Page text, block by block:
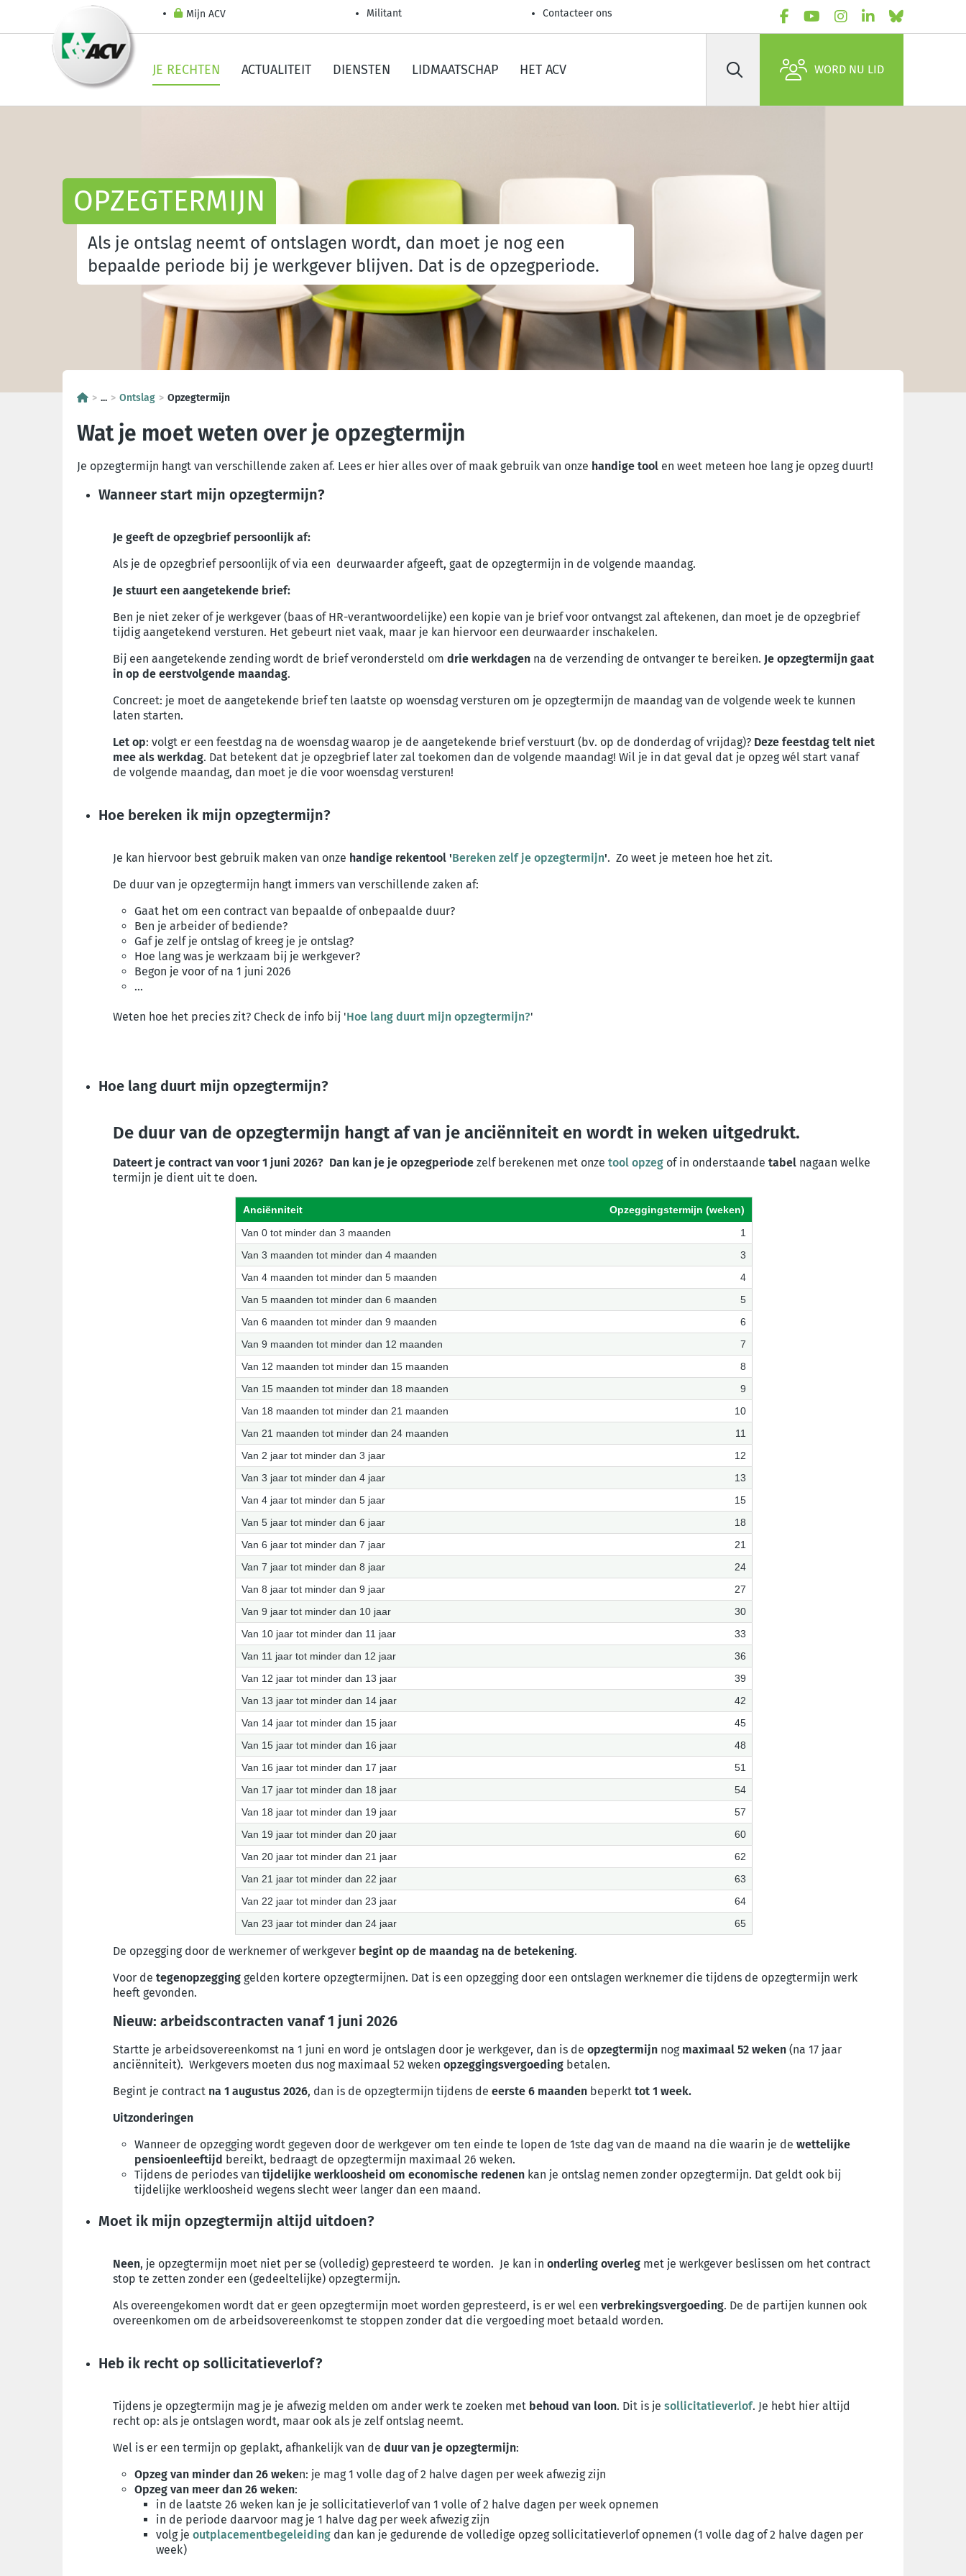
Mijn ACV Militant Contacteer ons
JE RECHTEN ACTUALITEIT DIENSTEN LIDMAATSCHAP HET ACV Zoek WORD NU LID
OPZEGTERMIJN
Als je ontslag neemt of ontslagen wordt, dan moet je nog een
bepaalde periode bij je werkgever blijven. Dat is de opzegperiode.
... Ontslag Opzegtermijn
Wat je moet weten over je opzegtermijn
Je opzegtermijn hangt van verschillende zaken af. Lees er hier alles over of maak gebruik van onze handige tool en weet meteen hoe lang je opzeg duurt!
Wanneer start mijn opzegtermijn?
Je geeft de opzegbrief persoonlijk af:
Als je de opzegbrief persoonlijk of via een deurwaarder afgeeft, gaat de opzegtermijn in de volgende maandag.
Je stuurt een aangetekende brief:
Ben je niet zeker of je werkgever (baas of HR-verantwoordelijke) een kopie van je brief voor ontvangst zal aftekenen, dan moet je de opzegbrief
tijdig aangetekend versturen. Het gebeurt niet vaak, maar je kan hiervoor een deurwaarder inschakelen.
Bij een aangetekende zending wordt de brief verondersteld om drie werkdagen na de verzending de ontvanger te bereiken. Je opzegtermijn gaat
in op de eerstvolgende maandag.
Concreet: je moet de aangetekende brief ten laatste op woensdag versturen om je opzegtermijn de maandag van de volgende week te kunnen
laten starten.
Let op: volgt er een feestdag na de woensdag waarop je de aangetekende brief verstuurt (bv. op de donderdag of vrijdag)? Deze feestdag telt niet
mee als werkdag. Dat betekent dat je opzegbrief later zal toekomen dan de volgende maandag! Wil je in dat geval dat je opzeg wél start vanaf
de volgende maandag, dan moet je die voor woensdag versturen!
Hoe bereken ik mijn opzegtermijn?
Je kan hiervoor best gebruik maken van onze handige rekentool 'Bereken zelf je opzegtermijn'. Zo weet je meteen hoe het zit.
De duur van je opzegtermijn hangt immers van verschillende zaken af:
Gaat het om een contract van bepaalde of onbepaalde duur?
Ben je arbeider of bediende?
Gaf je zelf je ontslag of kreeg je je ontslag?
Hoe lang was je werkzaam bij je werkgever?
Begon je voor of na 1 juni 2026
...
Weten hoe het precies zit? Check de info bij 'Hoe lang duurt mijn opzegtermijn?'
Hoe lang duurt mijn opzegtermijn?
De duur van de opzegtermijn hangt af van je anciënniteit en wordt in weken uitgedrukt.
Dateert je contract van voor 1 juni 2026? Dan kan je je opzegperiode zelf berekenen met onze tool opzeg of in onderstaande tabel nagaan welke
termijn je dient uit te doen.
Anciënniteit
Opzeggingstermijn (weken)
Van 0 tot minder dan 3 maanden
1
Van 3 maanden tot minder dan 4 maanden
3
Van 4 maanden tot minder dan 5 maanden
4
Van 5 maanden tot minder dan 6 maanden
5
Van 6 maanden tot minder dan 9 maanden
6
Van 9 maanden tot minder dan 12 maanden
7
Van 12 maanden tot minder dan 15 maanden
8
Van 15 maanden tot minder dan 18 maanden
9
Van 18 maanden tot minder dan 21 maanden
10
Van 21 maanden tot minder dan 24 maanden
11
Van 2 jaar tot minder dan 3 jaar
12
Van 3 jaar tot minder dan 4 jaar
13
Van 4 jaar tot minder dan 5 jaar
15
Van 5 jaar tot minder dan 6 jaar
18
Van 6 jaar tot minder dan 7 jaar
21
Van 7 jaar tot minder dan 8 jaar
24
Van 8 jaar tot minder dan 9 jaar
27
Van 9 jaar tot minder dan 10 jaar
30
Van 10 jaar tot minder dan 11 jaar
33
Van 11 jaar tot minder dan 12 jaar
36
Van 12 jaar tot minder dan 13 jaar
39
Van 13 jaar tot minder dan 14 jaar
42
Van 14 jaar tot minder dan 15 jaar
45
Van 15 jaar tot minder dan 16 jaar
48
Van 16 jaar tot minder dan 17 jaar
51
Van 17 jaar tot minder dan 18 jaar
54
Van 18 jaar tot minder dan 19 jaar
57
Van 19 jaar tot minder dan 20 jaar
60
Van 20 jaar tot minder dan 21 jaar
62
Van 21 jaar tot minder dan 22 jaar
63
Van 22 jaar tot minder dan 23 jaar
64
Van 23 jaar tot minder dan 24 jaar
65
De opzegging door de werknemer of werkgever begint op de maandag na de betekening.
Voor de tegenopzegging gelden kortere opzegtermijnen. Dat is een opzegging door een ontslagen werknemer die tijdens de opzegtermijn werk
heeft gevonden.
Nieuw: arbeidscontracten vanaf 1 juni 2026
Startte je arbeidsovereenkomst na 1 juni en word je ontslagen door je werkgever, dan is de opzegtermijn nog maximaal 52 weken (na 17 jaar
anciënniteit). Werkgevers moeten dus nog maximaal 52 weken opzeggingsvergoeding betalen.
Begint je contract na 1 augustus 2026, dan is de opzegtermijn tijdens de eerste 6 maanden beperkt tot 1 week.
Uitzonderingen
Wanneer de opzegging wordt gegeven door de werkgever om ten einde te lopen de 1ste dag van de maand na die waarin je de wettelijke
pensioenleeftijd bereikt, bedraagt de opzegtermijn maximaal 26 weken.
Tijdens de periodes van tijdelijke werkloosheid om economische redenen kan je ontslag nemen zonder opzegtermijn. Dat geldt ook bij
tijdelijke werkloosheid wegens slecht weer langer dan een maand.
Moet ik mijn opzegtermijn altijd uitdoen?
Neen, je opzegtermijn moet niet per se (volledig) gepresteerd te worden. Je kan in onderling overleg met je werkgever beslissen om het contract
stop te zetten zonder een (gedeeltelijke) opzegtermijn.
Als overeengekomen wordt dat er geen opzegtermijn moet worden gepresteerd, is er wel een verbrekingsvergoeding. De de partijen kunnen ook
overeenkomen om de arbeidsovereenkomst te stoppen zonder dat die vergoeding moet betaald worden.
Heb ik recht op sollicitatieverlof?
Tijdens je opzegtermijn mag je je afwezig melden om ander werk te zoeken met behoud van loon. Dit is je sollicitatieverlof. Je hebt hier altijd
recht op: als je ontslagen wordt, maar ook als je zelf ontslag neemt.
Wel is er een termijn op geplakt, afhankelijk van de duur van je opzegtermijn:
Opzeg van minder dan 26 weken: je mag 1 volle dag of 2 halve dagen per week afwezig zijn
Opzeg van meer dan 26 weken:
in de laatste 26 weken kan je je sollicitatieverlof van 1 volle of 2 halve dagen per week opnemen
in de periode daarvoor mag je 1 halve dag per week afwezig zijn
volg je outplacementbegeleiding dan kan je gedurende de volledige opzeg sollicitatieverlof opnemen (1 volle dag of 2 halve dagen per
week)